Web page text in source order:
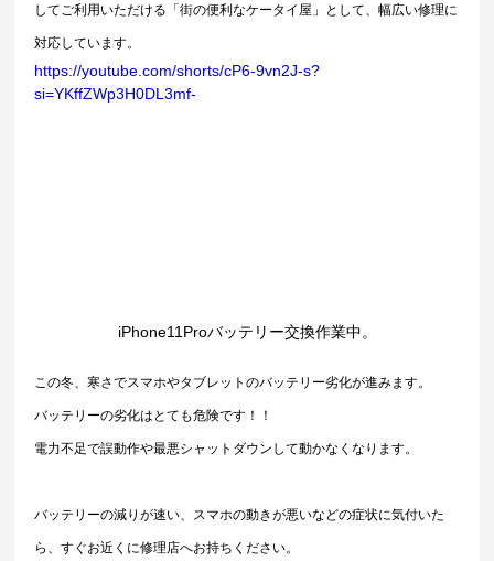
してご利用いただける「街の便利なケータイ屋」として、幅広い修理に
対応しています。
https://youtube.com/shorts/cP6-9vn2J-s?
si=YKffZWp3H0DL3mf-
iPhone11Proバッテリー交換作業中。
この冬、寒さでスマホやタブレットのバッテリー劣化が進みます。
バッテリーの劣化はとても危険です！！
電力不足で誤動作や最悪シャットダウンして動かなくなります。
バッテリーの減りが速い、スマホの動きが悪いなどの症状に気付いた
ら、すぐお近くに修理店へお持ちください。